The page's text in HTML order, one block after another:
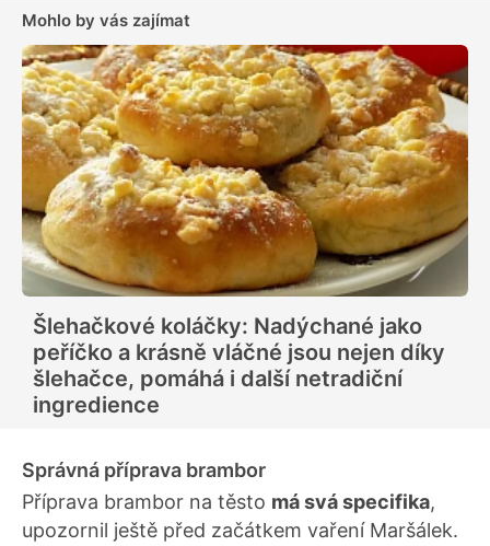
Mohlo by vás zajímat
Šlehačkové koláčky: Nadýchané jako
peříčko a krásně vláčné jsou nejen díky
šlehačce, pomáhá i další netradiční
ingredience
Správná příprava brambor
Příprava brambor na těsto má svá specifika,
upozornil ještě před začátkem vaření Maršálek.